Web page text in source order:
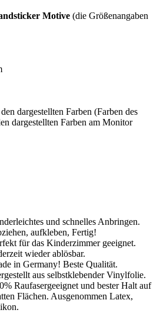
Motive (die Größenangaben
dargestellten Farben (Farben des
dargestellten Farben am Monitor
und schnelles Anbringen.
aufkleben, Fertig!
für das Kinderzimmer geeignet.
wieder ablösbar.
in Germany! Beste Qualität.
aus selbstklebender Vinylfolie.
Raufasergeeignet und bester Halt auf
Flächen. Ausgenommen Latex,